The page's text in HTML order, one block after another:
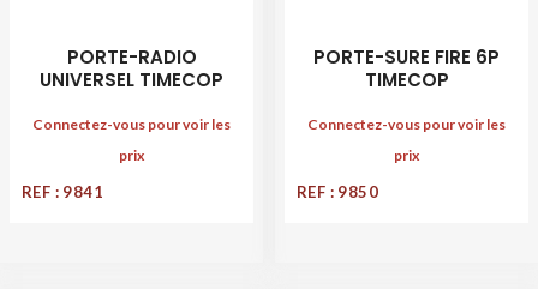
PORTE-RADIO
UNIVERSEL TIMECOP
Connectez-vous pour voir les
prix
REF : 9841
PORTE-SURE FIRE 6P
TIMECOP
Connectez-vous pour voir les
prix
REF : 9850